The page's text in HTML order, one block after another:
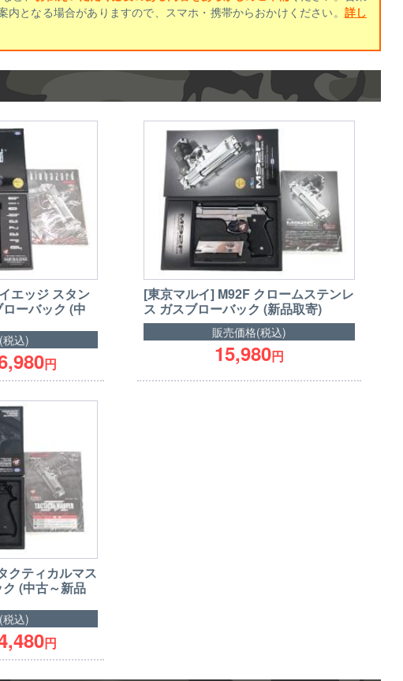
となる場合がありますので、スマホ・携帯からおかけください。 詳し
エッジ スタン
ーバック (中
込)
円
[東京マルイ] M92F クロームステンレ
ス ガスブローバック (新品取寄)
販売価格(税込)
15,980円
クティカルマス
(中古～新品
込)
円